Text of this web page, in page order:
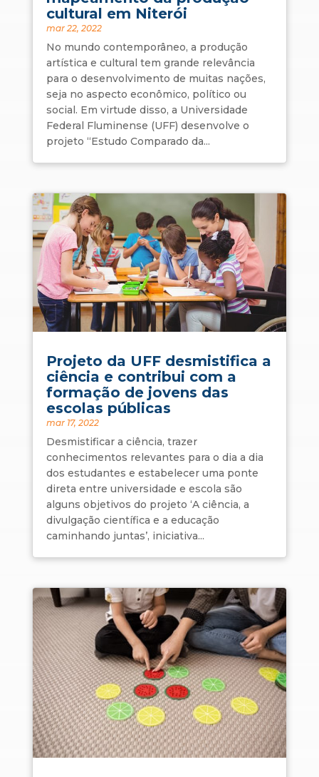
cultural em Niterói
mar 22, 2022
No mundo contemporâneo, a produção
artística e cultural tem grande relevância
para o desenvolvimento de muitas nações,
seja no aspecto econômico, político ou
social. Em virtude disso, a Universidade
Federal Fluminense (UFF) desenvolve o
projeto “Estudo Comparado da...
Projeto da UFF desmistifica a
ciência e contribui com a
formação de jovens das
escolas públicas
mar 17, 2022
Desmistificar a ciência, trazer
conhecimentos relevantes para o dia a dia
dos estudantes e estabelecer uma ponte
direta entre universidade e escola são
alguns objetivos do projeto ‘A ciência, a
divulgação científica e a educação
caminhando juntas’, iniciativa...